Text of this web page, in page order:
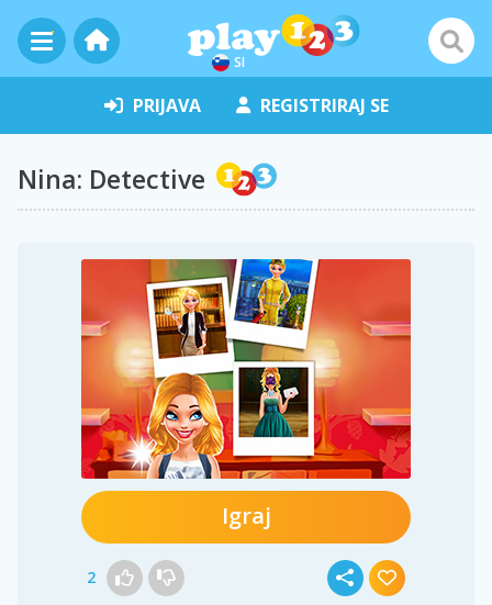
SI
PRIJAVA REGISTRIRAJ SE
Nina: Detective
Igraj
2